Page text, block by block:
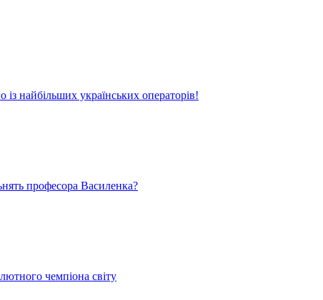
найбільших українських операторів!
професора Василенка?
чемпіона світу